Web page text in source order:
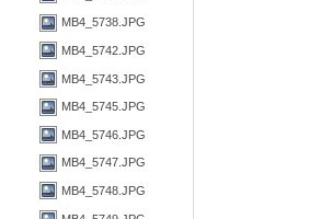
MB4_5738.JPG
MB4_5742.JPG
MB4_5743.JPG
MB4_5745.JPG
MB4_5746.JPG
MB4_5747.JPG
MB4_5748.JPG